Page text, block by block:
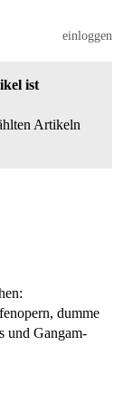
ist
Artikeln
einloggen
dumme
und Gangam-